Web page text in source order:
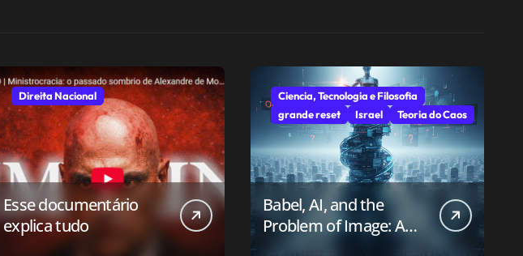
Direita Nacional
Esse documentário
explica tudo
Ciencia, Tecnologia e Filosofia
grande reset
Israel Teoria do Caos
Babel, AI, and the
Problem of Image: A